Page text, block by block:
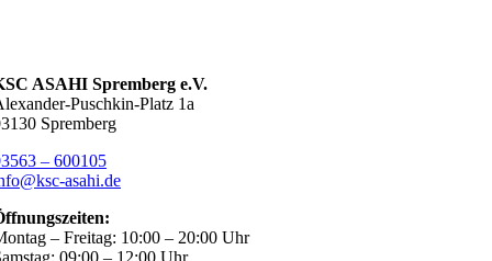
ASAHI Spremberg e.V.
Puschkin-Platz 1a
Spremberg
– 600105
asahi.de
– Freitag: 10:00 – 20:00 Uhr
09:00 – 12:00 Uhr